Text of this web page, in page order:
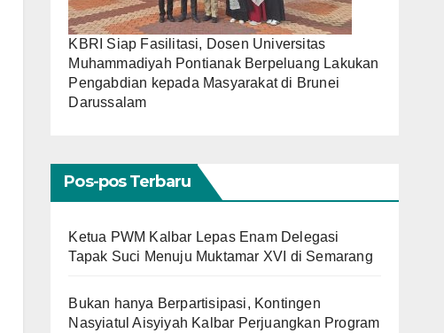
KBRI Siap Fasilitasi, Dosen Universitas
Muhammadiyah Pontianak Berpeluang Lakukan
Pengabdian kepada Masyarakat di Brunei
Darussalam
Pos-pos Terbaru
Ketua PWM Kalbar Lepas Enam Delegasi
Tapak Suci Menuju Muktamar XVI di Semarang
Bukan hanya Berpartisipasi, Kontingen
Nasyiatul Aisyiyah Kalbar Perjuangkan Program